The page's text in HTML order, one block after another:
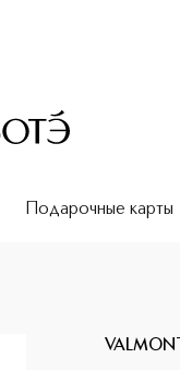
Подарочные карты